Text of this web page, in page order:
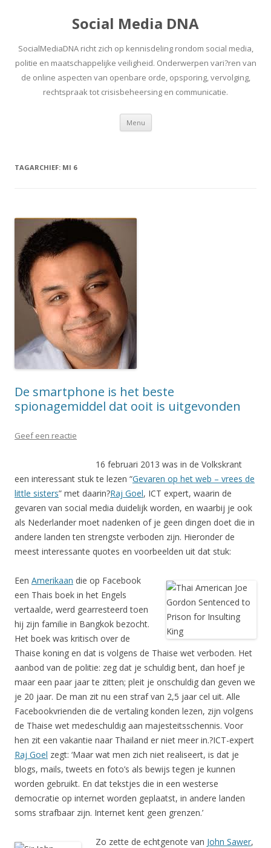
Social Media DNA
SocialMediaDNA richt zich op kennisdeling rondom social media,
politie en maatschappelijke veiligheid. Onderwerpen vari?ren van
de online aspecten van openbare orde, opsporing, vervolging,
rechtspraak tot crisisbeheersing en communicatie.
Menu Spring
inhoud
TAGARCHIEF: MI 6
De smartphone is het beste
spionagemiddel dat ooit is uitgevonden
Geef een reactie
16 februari 2013 was in de Volkskrant
een interessant stuk te lezen “Gevaren op het web – vrees de
little sisters” met daarin?Raj Goel, ICT expert, waarin de
gevaren van social media duidelijk worden, en waarbij je ook
als Nederlander moet nadenken of je geen dingen doet die in
andere landen ten strengste verboden zijn. Hieronder de
meest interessante quotes en voorbeelden uit dat stuk:
Een Amerikaan die op Facebook
een Thais boek in het Engels
vertaalde, werd gearresteerd toen
hij zijn familie in Bangkok bezocht.
Het boek was kritisch over de
Thaise koning en dat is volgens de Thaise wet verboden. Het
aanbod van de politie: zeg dat je schuldig bent, dan hoef je
maar een paar jaar te zitten; pleit je onschuldig dan geven we
je 20 jaar. De man zit nu een straf van 2,5 jaar cel uit. Alle
Facebookvrienden die de vertaling konden lezen, zijn volgens
de Thaise wet medeschuldig aan majesteitsschennis. Voor
hen zit een vakantie naar Thailand er niet meer in.?ICT-expert
Raj Goel zegt: ‘Maar wat men zich niet realiseert, is dat je
blogs, mails, tweets en foto’s als bewijs tegen je kunnen
worden gebruikt. En dat tekstjes die in een westerse
democratie op internet worden geplaatst, in andere landen
soms strafbaar zijn. Internet kent geen grenzen.’
Zo zette de echtgenote van John Sawer,